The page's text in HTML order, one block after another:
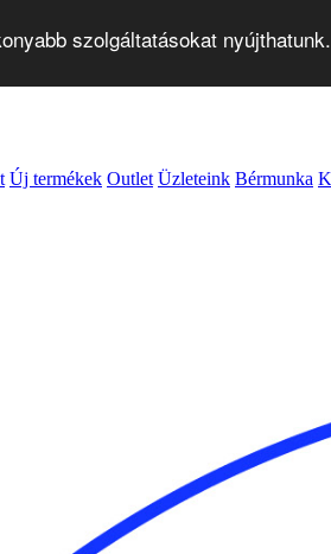
szolgáltatásokat
Új termékek Outlet Üzleteink Bérmunka